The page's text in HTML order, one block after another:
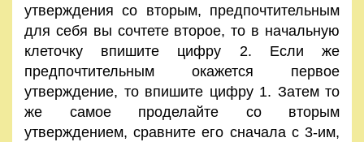
утверждения со вторым, предпочтительным
для себя вы сочтете второе, то в начальную
клеточку впишите цифру 2. Если же
предпочтительным окажется первое
утверждение, то впишите цифру 1. Затем то
же самое проделайте со вторым
утверждением, сравните его сначала с 3-им,